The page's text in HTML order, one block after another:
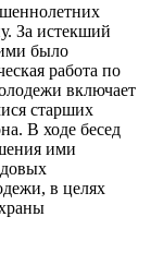
За истекший
было
работа по
включает
старших
В ходе бесед
ими
в целях